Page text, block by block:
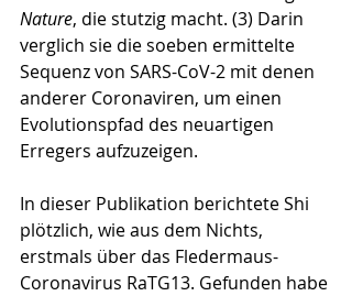
Nature, die stutzig macht. (3) Darin
verglich sie die so­eben ermittelte
Sequenz von SARS-CoV-2 mit denen
anderer Coronaviren, um einen
Evolutionspfad des neuartigen
Erregers aufzuzeigen.
In dieser Publikation berichtete Shi
plötzlich, wie aus dem Nichts,
erstmals über das Fledermaus-
Coronavirus RaTG13. Gefunden habe